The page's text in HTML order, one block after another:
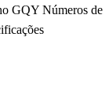
GQY Números de